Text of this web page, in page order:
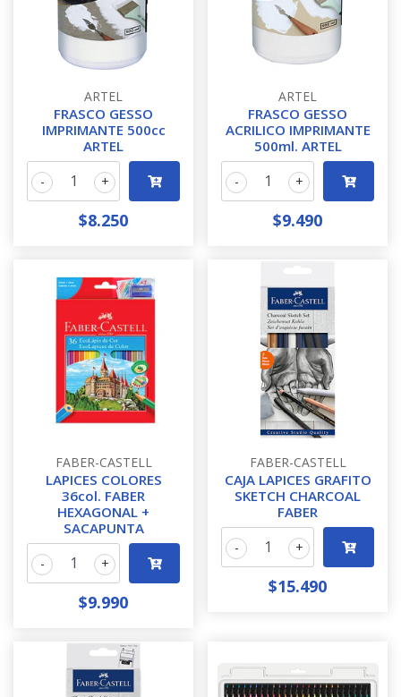
ARTEL
FRASCO GESSO
IMPRIMANTE 500cc
ARTEL
+
-
$8.250
ARTEL
FRASCO GESSO
ACRILICO IMPRIMANTE
500ml. ARTEL
+
-
$9.490
FABER-CASTELL
LAPICES COLORES
36col. FABER
HEXAGONAL +
SACAPUNTA
+
-
$9.990
FABER-CASTELL
CAJA LAPICES GRAFITO
SKETCH CHARCOAL
FABER
+
-
$15.490